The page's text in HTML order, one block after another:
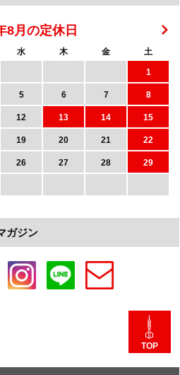
ガジン
8月の定休日
水 木 金
土
1
5 6 7
8
12 13 14
15
19 20 21
22
26 27 28
29
TOP